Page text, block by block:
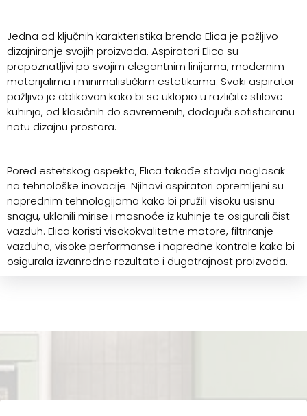
Jedna od ključnih karakteristika brenda Elica je pažljivo
dizajniranje svojih proizvoda. Aspiratori Elica su
prepoznatljivi po svojim elegantnim linijama, modernim
materijalima i minimalističkim estetikama. Svaki aspirator
pažljivo je oblikovan kako bi se uklopio u različite stilove
kuhinja, od klasičnih do savremenih, dodajući sofisticiranu
notu dizajnu prostora.
Pored estetskog aspekta, Elica takođe stavlja naglasak
na tehnološke inovacije. Njihovi aspiratori opremljeni su
naprednim tehnologijama kako bi pružili visoku usisnu
snagu, uklonili mirise i masnoće iz kuhinje te osigurali čist
vazduh. Elica koristi visokokvalitetne motore, filtriranje
vazduha, visoke performanse i napredne kontrole kako bi
osigurala izvanredne rezultate i dugotrajnost proizvoda.